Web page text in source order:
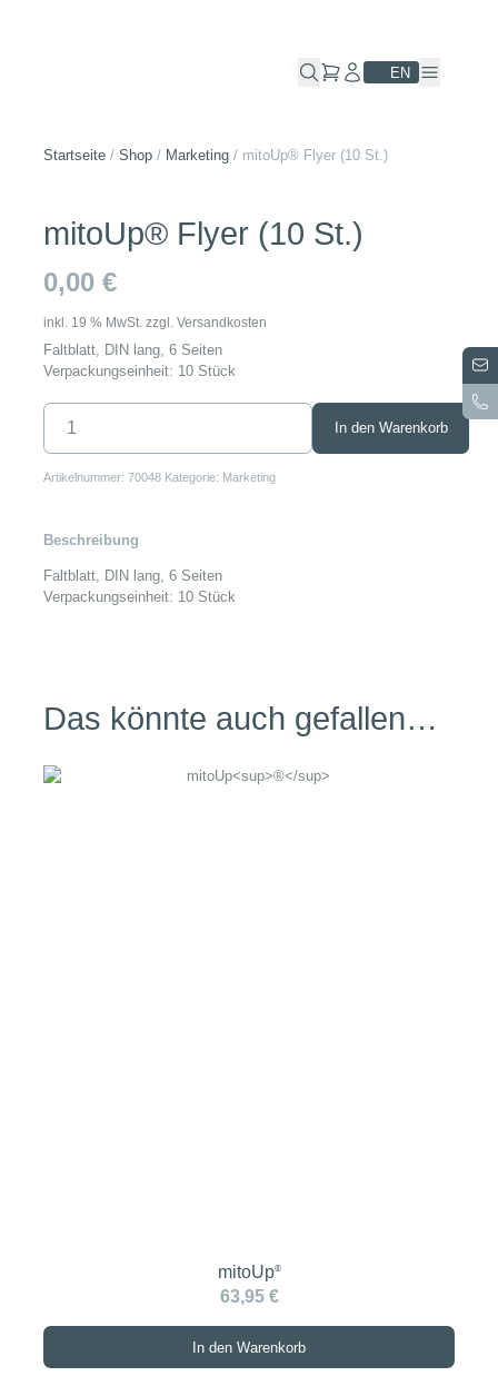
EN
Startseite / Shop / Marketing / mitoUp® Flyer (10 St.)
mitoUp® Flyer (10 St.)
0,00 €
inkl. 19 % MwSt. zzgl. Versandkosten
Faltblatt, DIN lang, 6 Seiten
Verpackungseinheit: 10 Stück
mitoUp®
Flyer
(10
St.)
In den Warenkorb
Artikelnummer: 70048 Kategorie: Marketing
Beschreibung
Faltblatt, DIN lang, 6 Seiten
Verpackungseinheit: 10 Stück
Das könnte auch gefallen…
mitoUp®
63,95 €
In den Warenkorb